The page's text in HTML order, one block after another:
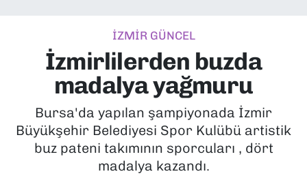
İZMİR GÜNCEL
İzmirlilerden buzda
madalya yağmuru
Bursa'da yapılan şampiyonada İzmir
Büyükşehir Belediyesi Spor Kulübü artistik
buz pateni takımının sporcuları , dört
madalya kazandı.
EKONOMİ
KÜLTÜR SANAT
MAGAZİN
Süper Lig Puan Durumu ve Fikstür
Tüm Manşetler
Son Dakika Haberleri
Haber Arşivi